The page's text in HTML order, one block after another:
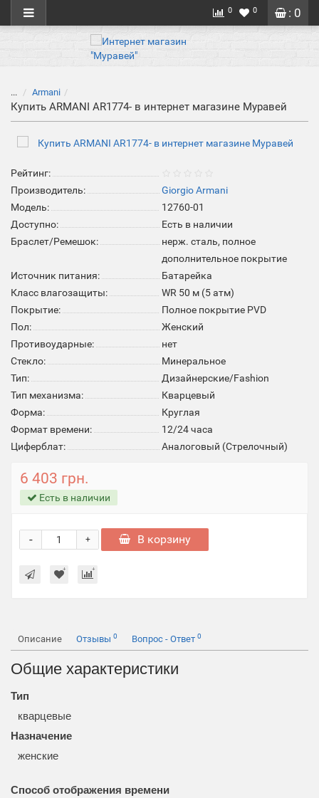
: 0
0 0
... Armani
Купить ARMANI AR1774- в интернет магазине Муравей
Рейтинг:
Производитель:
Giorgio Armani
Модель:
12760-01
Доступно:
Есть в наличии
Браслет/Ремешок:
нерж. сталь, полное
дополнительное покрытие
Источник питания:
Батарейка
Класс влагозащиты:
WR 50 м (5 атм)
Покрытие:
Полное покрытие PVD
Пол:
Женский
Противоударные:
нет
Стекло:
Минеральное
Тип:
Дизайнерские/Fashion
Тип механизма:
Кварцевый
Форма:
Круглая
Формат времени:
12/24 часа
Циферблат:
Аналоговый (Стрелочный)
6 403 грн.
Есть в наличии
+
- В корзину
Описание Отзывы 0 Вопрос - Ответ 0
Общие характеристики
Тип
кварцевые
Назначение
женские
Способ отображения времени